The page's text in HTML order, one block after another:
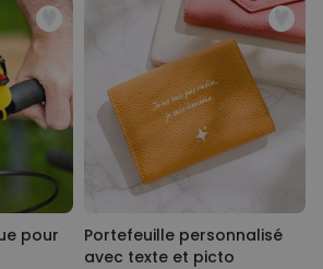
personnalisées
animal de
plus de
14.000
exemplaires
vendus
pour
Portefeuille personnalisé
avec texte et picto